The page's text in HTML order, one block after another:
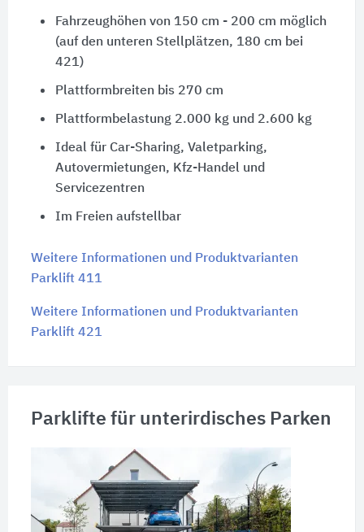
Fahrzeughöhen von 150 cm - 200 cm möglich
(auf den unteren Stellplätzen, 180 cm bei
421)
Plattformbreiten bis 270 cm
Plattformbelastung 2.000 kg und 2.600 kg
Ideal für Car-Sharing, Valetparking,
Autovermietungen, Kfz-Handel und
Servicezentren
Im Freien aufstellbar
Weitere Informationen und Produktvarianten
Parklift 411
Weitere Informationen und Produktvarianten
Parklift 421
Parklifte für unterirdisches Parken